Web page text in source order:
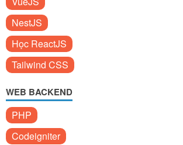
NestJS
Học ReactJS
Tailwind CSS
WEB BACKEND
PHP
Codeigniter